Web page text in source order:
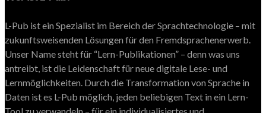
L-Pub ist ein Spezialist im Bereich der Sprachtechnologie – mit
zukunftsweisenden Lösungen für den Fremdsprachenerwerb.
Unser Name steht für “Lern-Publikationen” – denn was uns
antreibt, ist die Leidenschaft für neue digitale Lese- und
Lernmöglichkeiten. Durch die Transformation von Sprache in
Daten ist es L-Pub möglich, jeden beliebigen Text in ein Lern-
Tool zu verwandeln – für ein individualisiertes und